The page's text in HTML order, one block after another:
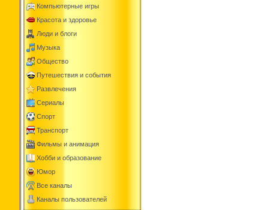
Компьютерные игры
Красота и здоровье
Люди и блоги
Музыка
Общество
Путешествия и события
Развлечения
Сериалы
Спорт
Транспорт
Фильмы и анимация
Хобби и образование
Юмор
Все каналы
Каналы пользователей